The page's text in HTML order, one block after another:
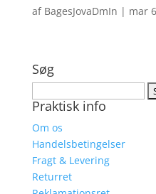
af BagesJovaDmIn | mar
Søg
efter:
Praktisk info
Om os
Handelsbetingelser
Fragt & Levering
Returret